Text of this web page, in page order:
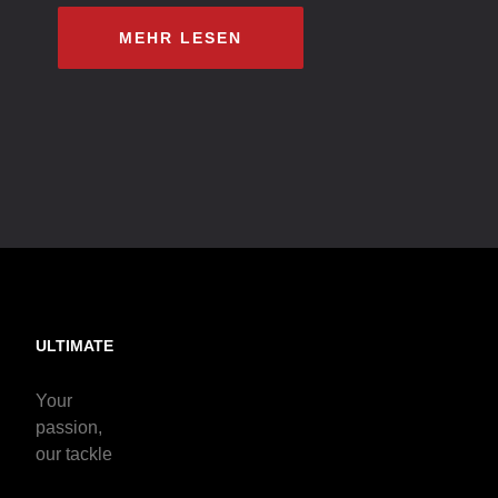
MEHR LESEN
ULTIMATE
Your
passion,
our tackle